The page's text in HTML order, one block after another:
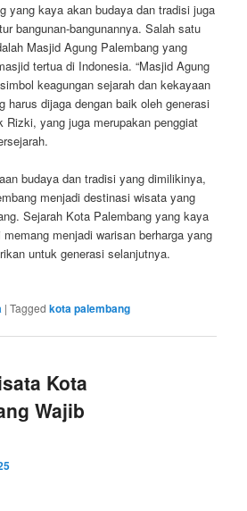
yang kaya akan budaya dan tradisi juga
bangunan-bangunannya. Salah satu
Masjid Agung Palembang yang
tertua di Indonesia. “Masjid Agung
keagungan sejarah dan kekayaan
harus dijaga dengan baik oleh generasi
Rizki, yang juga merupakan penggiat
budaya dan tradisi yang dimilikinya,
menjadi destinasi wisata yang
Sejarah Kota Palembang yang kaya
menjadi warisan berharga yang
untuk generasi selanjutnya.
|Tagged kota palembang
Kota
Wajib